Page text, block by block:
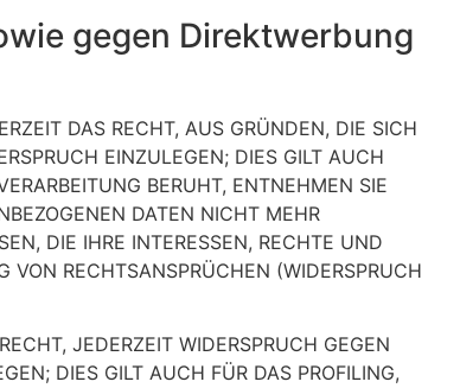
gegen Direktwerbung
DAS RECHT, AUS GRÜNDEN, DIE SICH
EINZULEGEN; DIES GILT AUCH
BERUHT, ENTNEHMEN SIE
DATEN NICHT MEHR
DIE IHRE INTERESSEN, RECHTE UND
VON RECHTSANSPRÜCHEN (WIDERSPRUCH
JEDERZEIT WIDERSPRUCH GEGEN
DIES GILT AUCH FÜR DAS PROFILING,